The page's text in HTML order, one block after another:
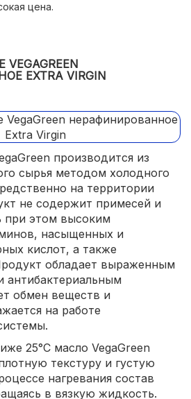
объем;
цена.
EXTRA VIRGIN
производится из
сырья методом холодного
на территории
не содержит примесей и
при этом высоким
насыщенных и
кислот, а также
обладает выраженным
антибактериальным
обмен веществ и
на работе
25°C масло VegaGreen
текстуру и густую
нагревания состав
в вязкую жидкость.